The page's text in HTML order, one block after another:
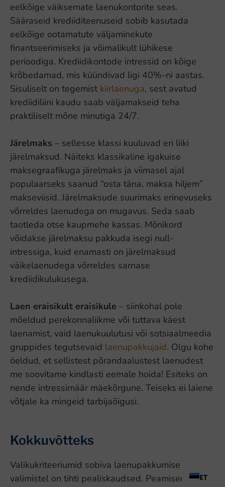
eelkõige väiksemate laenukontorite seas.
Sääraseid krediiditeenuseid sobib kasutada
eelkõige ootamatute väljaminekute
finantseerimiseks ja võimalikult lühikese
perioodiga. Krediidikontode intressid on kõige
krõbedamad, mis küündivad ligi 40%-ni aastas.
Sisuliselt on tegemist kiirlaenuga, sest avatud
krediidiliini kaudu saab väljamakseid teha
praktiliselt mõne minutiga 24/7.
Järelmaks – sellesse klassi kuuluvad eri liiki
järelmaksud. Näiteks klassikaline igakuise
maksegraafikuga järelmaks ja viimasel ajal
populaarseks saanud “osta täna, maksa hiljem”
makseviisid. Järelmaksude suurimaks erinevuseks
võrreldes laenudega on mugavus. Seda saab
taotleda otse kaupmehe kassas. Mõnikord
võidakse järelmaksu pakkuda isegi null-
intressiga, kuid enamasti on järelmaksud
väikelaenudega võrreldes sarnase
krediidikulukusega.
Laen eraisikult eraisikule – siinkohal pole
mõeldud perekonnaliikme või tuttava käest
laenamist, vaid laenukuulutusi või sotsiaalmeedia
gruppides tegutsevaid laenupakkujaid. Olgu kohe
öeldud, et sellistest põrandaalustest laenudest
me soovitame kindlasti eemale hoida! Esiteks on
nende intressimäär mäekõrgune. Teiseks ei laiene
võtjale ka mingeid tarbijaõigusi.
Kokkuvõtteks
Valikukriteeriumid sobiva laenupakkumise
valimistel on tihti pealiskaudsed. Peamised
ET